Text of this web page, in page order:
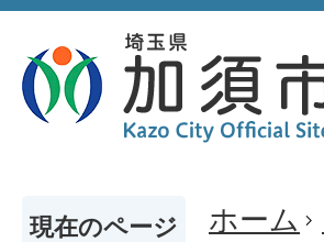
現在のページ ホーム